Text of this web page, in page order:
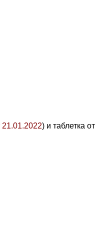
21.01.2022) и таблетка от